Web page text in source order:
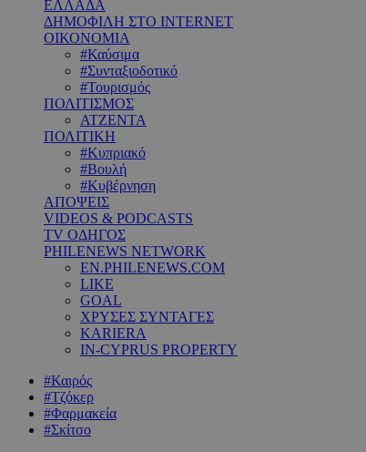
ΕΛΛΑΔΑ
ΔΗΜΟΦΙΛΗ ΣΤΟ INTERNET
ΟΙΚΟΝΟΜΙΑ
#Καύσιμα
#Συνταξιοδοτικό
#Τουρισμός
ΠΟΛΙΤΙΣΜΟΣ
ΑΤΖΕΝΤΑ
ΠΟΛΙΤΙΚΗ
#Κυπριακό
#Βουλή
#Κυβέρνηση
ΑΠΟΨΕΙΣ
VIDEOS & PODCASTS
TV ΟΔΗΓΟΣ
PHILENEWS NETWORK
EN.PHILENEWS.COM
LIKE
GOAL
ΧΡΥΣΕΣ ΣΥΝΤΑΓΕΣ
KARIERA
IN-CYPRUS PROPERTY
#Καιρός
#Τζόκερ
#Φαρμακεία
#Σκίτσο